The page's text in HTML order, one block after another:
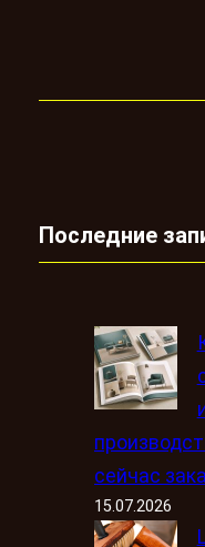
Последние
сейчас
15.07.2026